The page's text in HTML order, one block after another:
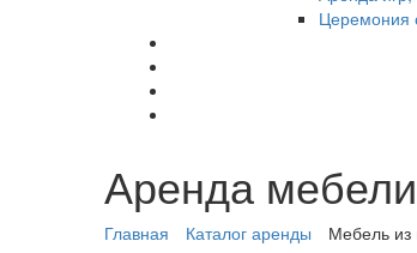
Церемония
Аренда
Главная Каталог аренды Мебель из